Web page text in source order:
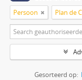
Persoon Plan de
Gesorteerd op: